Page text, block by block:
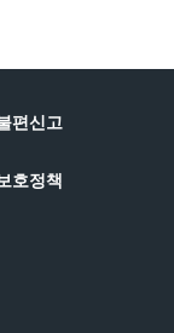
편신고
호정책